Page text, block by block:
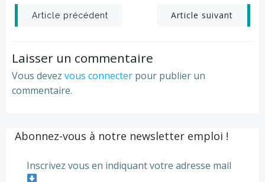
Post
navigation
Article précédent
Post
navigation
Article suivant
Laisser un commentaire
Vous devez vous connecter pour publier un
commentaire.
Abonnez-vous à notre newsletter emploi !
Inscrivez vous en indiquant votre adresse mail